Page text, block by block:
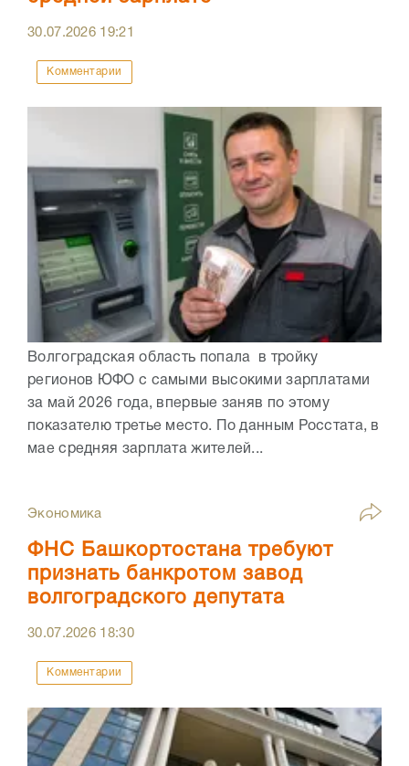
30.07.2026 19:21
Комментарии
Волгоградская область попала в тройку
регионов ЮФО с самыми высокими зарплатами
за май 2026 года, впервые заняв по этому
показателю третье место. По данным Росстата, в
мае средняя зарплата жителей...
Экономика
ФНС Башкортостана требуют
признать банкротом завод
волгоградского депутата
30.07.2026 18:30
Комментарии